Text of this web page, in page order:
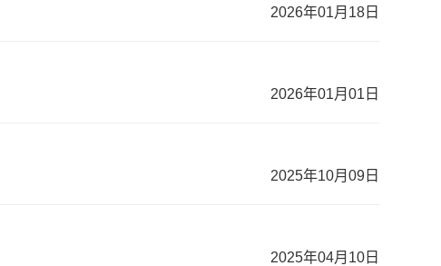
2026年01月18日
2026年01月01日
2025年10月09日
2025年04月10日